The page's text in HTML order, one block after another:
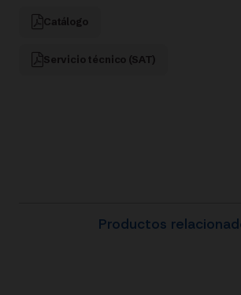
|
FISSLER
Catálogo
Servicio técnico (SAT)
Productos